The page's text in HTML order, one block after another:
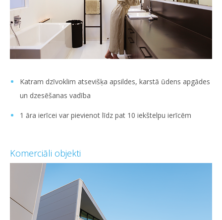
Katram dzīvoklim atsevišķa apsildes, karstā ūdens apgādes
un dzesēšanas vadība
1 āra ierīcei var pievienot līdz pat 10 iekštelpu ierīcēm
Komerciāli objekti